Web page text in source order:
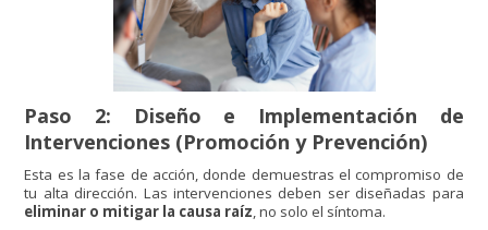
Paso 2: Diseño e Implementación de
Intervenciones (Promoción y Prevención)
Esta es la fase de acción, donde demuestras el compromiso de
tu alta dirección. Las intervenciones deben ser diseñadas para
eliminar o mitigar la causa raíz, no solo el síntoma.